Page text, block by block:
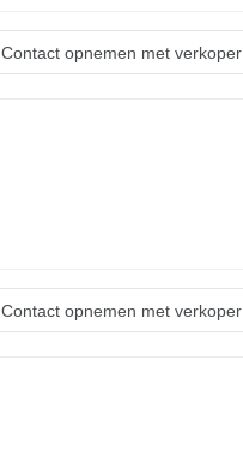
Contact opnemen met verkoper
Contact opnemen met verkoper